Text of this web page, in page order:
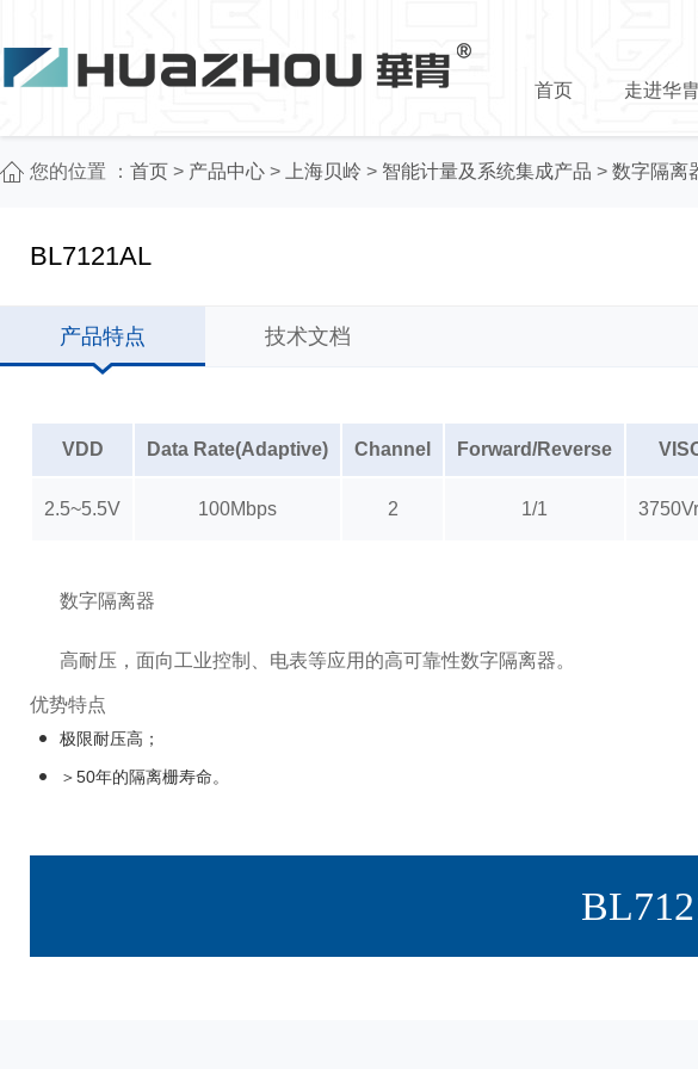
首页 走进华胄
您的位置 ： 首页 > 产品中心 > 上海贝岭 > 智能计量及系统集成产品 > 数字隔离
BL7121AL
产品特点 技术文档
VDD Data Rate(Adaptive) Channel Forward/Reverse
2.5~5.5V 100Mbps 2 1/1
数字隔离器
高耐压，面向工业控制、电表等应用的高可靠性数字隔离器。
优势特点
极限耐压高；
＞50年的隔离栅寿命。